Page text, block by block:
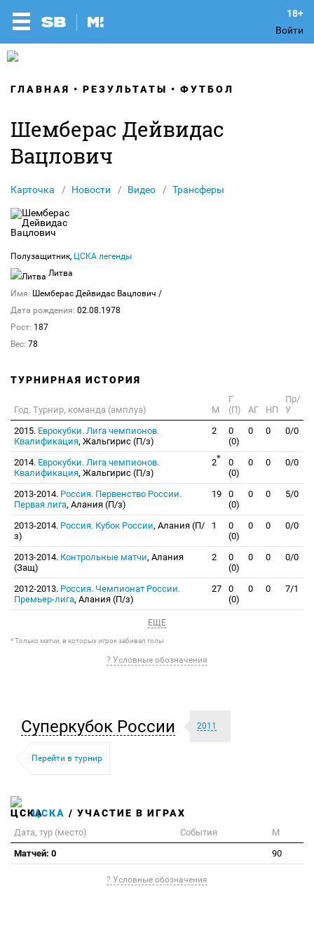
Войти
ГЛАВНАЯ РЕЗУЛЬТАТЫ ФУТБОЛ
Шемберас Дейвидас
Вацлович
Карточка Новости Видео Трансферы
Полузащитник, ЦСКА легенды
Литва
Имя: Шемберас Дейвидас Вацлович /
Дата рождения: 02.08.1978
Рост: 187
Вес: 78
ТУРНИРНАЯ ИСТОРИЯ
Год. Турнир, команда (амплуа) М
Г
(П)
АГ НП
Пр/
У
2015. Еврокубки. Лига чемпионов.
Квалификация, Жальгирис (П/з)
2
0
(0)
0 0 0/0
2014. Еврокубки. Лига чемпионов.
Квалификация, Жальгирис (П/з)
2*
0
(0)
0 0 0/0
2013-2014. Россия. Первенство России.
Первая лига, Алания (П/з)
19
0
(0)
0 0 5/0
2013-2014. Россия. Кубок России, Алания (П/
з)
1
0
(0)
0 0 0/0
2013-2014. Контрольные матчи, Алания
(Защ)
2
0
(0)
0 0 0/0
2012-2013. Россия. Чемпионат России.
Премьер-лига, Алания (П/з)
27
0
(0)
0 0 7/1
ЕЩЕ
* Только матчи, в которых игрок забивал голы
? Условные обозначения
Суперкубок России 2011
Перейти в турнир
ЦСКА / УЧАСТИЕ В ИГРАХ
Дата, тур (место) События
М
Матчей: 0
90
? Условные обозначения